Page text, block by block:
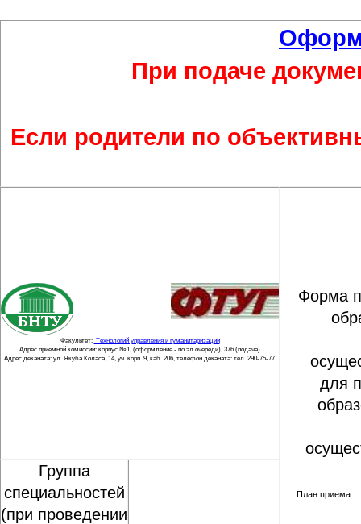
При подаче
Если родители по
Факультет: Технологий управления и гуманитаризации
Адрес приемной комиссии: корпус №1, (оформление - по эл.очереди), 376 (подача).
Адрес деканата: ул. Якуба Коласа, 14, уч. корп. 9, каб. 206, телефон деканата: тел. 290-75-77
Форма
для
Группа
специальностей
(при проведении
План приема